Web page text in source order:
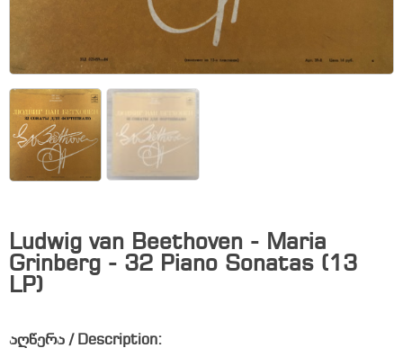
Ludwig van Beethoven - Maria
Grinberg - 32 Piano Sonatas (13
LP)
აღწერა / Description: